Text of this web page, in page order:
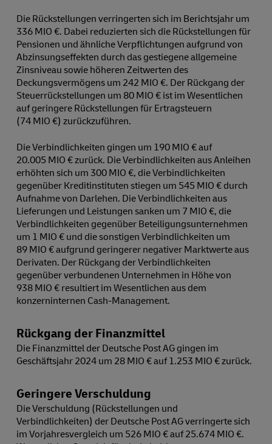
Die Rückstellungen verringerten sich im Berichtsjahr um
336 MIO €. Dabei reduzierten sich die Rückstellungen für
Pensionen und ähnliche Verpflichtungen aufgrund von
Abzinsungseffekten durch das gestiegene allgemeine
Zinsniveau sowie höheren Zeitwerten des
Deckungsvermögens um 242 MIO €. Der Rückgang der
Steuerrückstellungen um 80 MIO € ist im Wesentlichen
auf geringere Rückstellungen für Ertragsteuern
(74 MIO €) zurückzuführen.
Die Verbindlichkeiten gingen um 190 MIO € auf
20.005 MIO € zurück. Die Verbindlichkeiten aus Anleihen
erhöhten sich um 300 MIO €, die Verbindlichkeiten
gegenüber Kreditinstituten stiegen um 545 MIO € durch
Aufnahme von Darlehen. Die Verbindlichkeiten aus
Lieferungen und Leistungen sanken um 7 MIO €, die
Verbindlichkeiten gegenüber Beteiligungsunternehmen
um 1 MIO € und die sonstigen Verbindlichkeiten um
89 MIO € aufgrund geringerer negativer Marktwerte aus
Derivaten. Der Rückgang der Verbindlichkeiten
gegenüber verbundenen Unternehmen in Höhe von
938 MIO € resultiert im Wesentlichen aus dem
konzerninternen Cash-Management.
Rückgang der Finanzmittel
Die Finanzmittel der Deutsche Post AG gingen im
Geschäftsjahr 2024 um 28 MIO € auf 1.253 MIO € zurück.
Geringere Verschuldung
Die Verschuldung (Rückstellungen und
Verbindlichkeiten) der Deutsche Post AG verringerte sich
im Vorjahresvergleich um 526 MIO € auf 25.674 MIO €.